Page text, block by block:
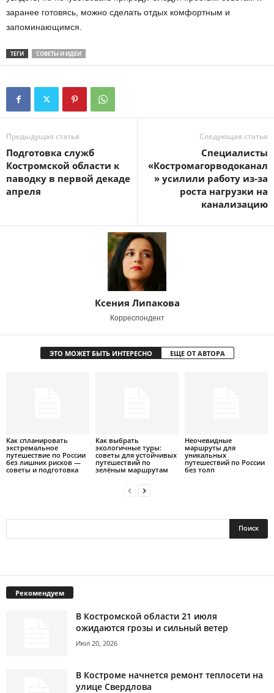
заранее готовясь, можно сделать отдых комфортным и
запоминающимся.
ТЕГИ СОВЕТЫ И ИДЕИ
Предыдущая статья
Подготовка служб
Костромской области к
паводку в первой декаде
апреля
Следующая статья
Специалисты
«Костромагорводоканал
» усилили работу из-за
роста нагрузки на
канализацию
Ксения Липакова
Корреспондент
ЭТО МОЖЕТ БЫТЬ ИНТЕРЕСНО ЕЩЕ ОТ АВТОРА
Как спланировать
экстремальное
путешествие по России
без лишних рисков —
советы и подготовка
Как выбрать
экологичные туры:
советы для устойчивых
путешествий по
зелёным маршрутам
Неочевидные
маршруты для
уникальных
путешествий по России
без толп
Рекомендуем
В Костромской области 21 июля
ожидаются грозы и сильный ветер
Июл 20, 2026
В Костроме начнется ремонт теплосети на
улице Свердлова